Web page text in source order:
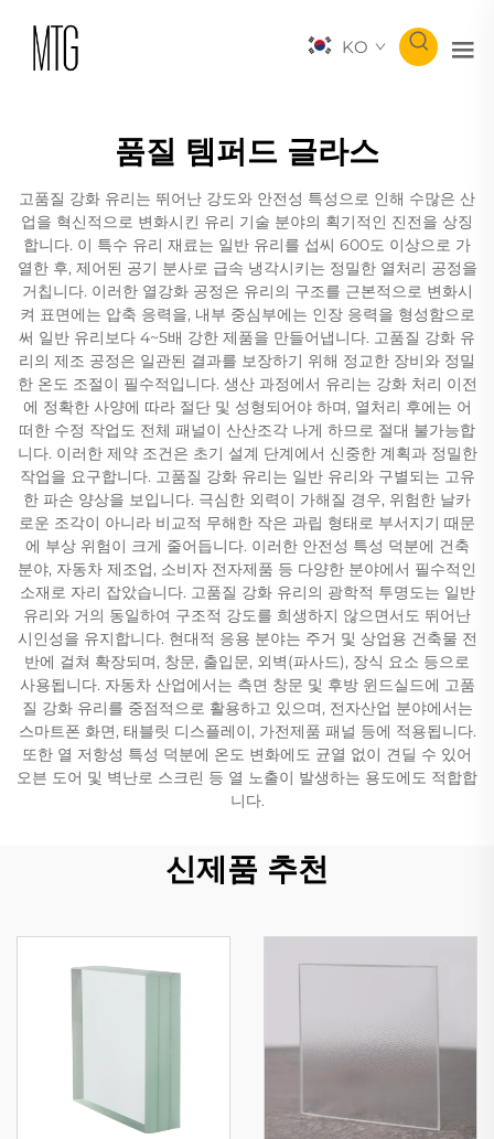
KO
품질 템퍼드 글라스
고품질 강화 유리는 뛰어난 강도와 안전성 특성으로 인해 수많은 산
업을 혁신적으로 변화시킨 유리 기술 분야의 획기적인 진전을 상징
합니다. 이 특수 유리 재료는 일반 유리를 섭씨 600도 이상으로 가
열한 후, 제어된 공기 분사로 급속 냉각시키는 정밀한 열처리 공정을
거칩니다. 이러한 열강화 공정은 유리의 구조를 근본적으로 변화시
켜 표면에는 압축 응력을, 내부 중심부에는 인장 응력을 형성함으로
써 일반 유리보다 4~5배 강한 제품을 만들어냅니다. 고품질 강화 유
리의 제조 공정은 일관된 결과를 보장하기 위해 정교한 장비와 정밀
한 온도 조절이 필수적입니다. 생산 과정에서 유리는 강화 처리 이전
에 정확한 사양에 따라 절단 및 성형되어야 하며, 열처리 후에는 어
떠한 수정 작업도 전체 패널이 산산조각 나게 하므로 절대 불가능합
니다. 이러한 제약 조건은 초기 설계 단계에서 신중한 계획과 정밀한
작업을 요구합니다. 고품질 강화 유리는 일반 유리와 구별되는 고유
한 파손 양상을 보입니다. 극심한 외력이 가해질 경우, 위험한 날카
로운 조각이 아니라 비교적 무해한 작은 과립 형태로 부서지기 때문
에 부상 위험이 크게 줄어듭니다. 이러한 안전성 특성 덕분에 건축
분야, 자동차 제조업, 소비자 전자제품 등 다양한 분야에서 필수적인
소재로 자리 잡았습니다. 고품질 강화 유리의 광학적 투명도는 일반
유리와 거의 동일하여 구조적 강도를 희생하지 않으면서도 뛰어난
시인성을 유지합니다. 현대적 응용 분야는 주거 및 상업용 건축물 전
반에 걸쳐 확장되며, 창문, 출입문, 외벽(파사드), 장식 요소 등으로
사용됩니다. 자동차 산업에서는 측면 창문 및 후방 윈드실드에 고품
질 강화 유리를 중점적으로 활용하고 있으며, 전자산업 분야에서는
스마트폰 화면, 태블릿 디스플레이, 가전제품 패널 등에 적용됩니다.
또한 열 저항성 특성 덕분에 온도 변화에도 균열 없이 견딜 수 있어
오븐 도어 및 벽난로 스크린 등 열 노출이 발생하는 용도에도 적합합
니다.
신제품 추천